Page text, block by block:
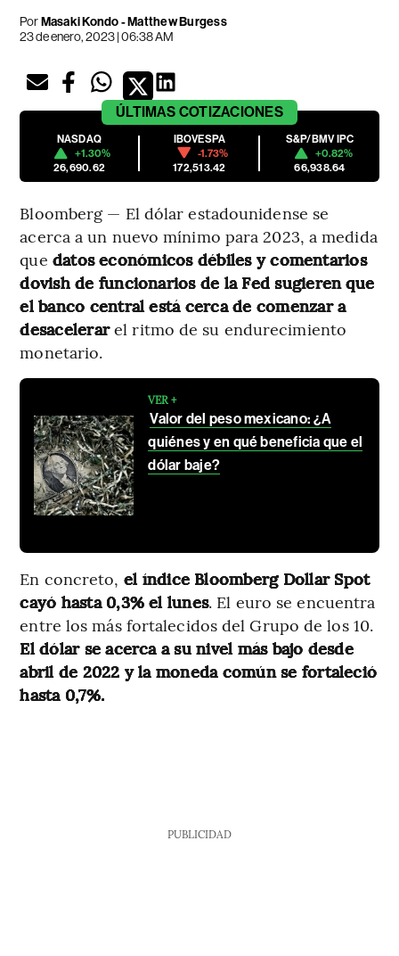
PorMasaki Kondo - Matthew Burgess
23 de enero, 2023 | 06:38 AM
ÚLTIMAS COTIZACIONES
NASDAQ
+1.30%
26,690.62
IBOVESPA
-1.73%
172,513.42
S&P/BMV IPC
+0.82%
66,938.64
Bloomberg — El dólar estadounidense se
acerca a un nuevo mínimo para 2023, a medida
que datos económicos débiles y comentarios
dovish de funcionarios de la Fed sugieren que
el banco central está cerca de comenzar a
desacelerarel ritmo de su endurecimiento
monetario.
VER +
Valor del peso mexicano: ¿A
quiénes y en qué beneficia que el
dólar baje?
En concreto, el índice Bloomberg Dollar Spot
cayó hasta 0,3% el lunes. El euro se encuentra
entre los más fortalecidos del Grupo de los 10.
El dólar se acerca a su nivel más bajo desde
abril de 2022 y la moneda común se fortaleció
hasta 0,7%.
PUBLICIDAD